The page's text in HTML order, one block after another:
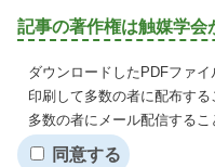
記事の著作権は触媒学会
ダウンロードしたPDFファ
印刷して多数の者に配布する
多数の者にメール配信するこ
同意する